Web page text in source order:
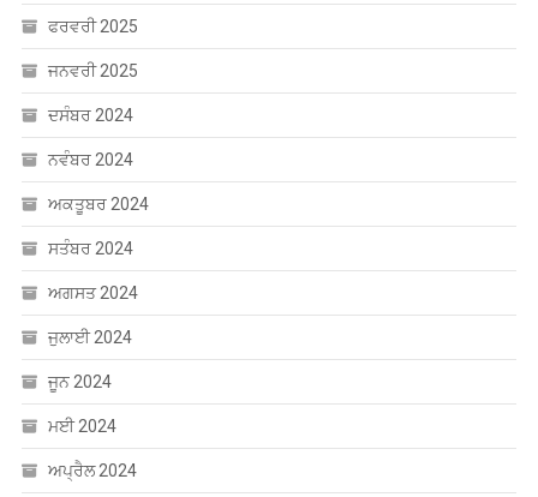
ਫਰਵਰੀ 2025
ਜਨਵਰੀ 2025
ਦਸੰਬਰ 2024
ਨਵੰਬਰ 2024
ਅਕਤੂਬਰ 2024
ਸਤੰਬਰ 2024
ਅਗਸਤ 2024
ਜੁਲਾਈ 2024
ਜੂਨ 2024
ਮਈ 2024
ਅਪ੍ਰੈਲ 2024